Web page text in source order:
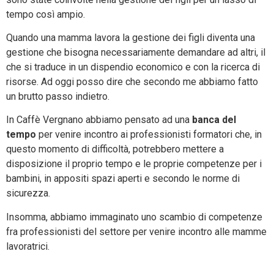
tempo così ampio.
Quando una mamma lavora la gestione dei figli diventa una
gestione che bisogna necessariamente demandare ad altri, il
che si traduce in un dispendio economico e con la ricerca di
risorse. Ad oggi posso dire che secondo me abbiamo fatto
un brutto passo indietro.
In Caffè Vergnano abbiamo pensato ad una banca del
tempo per venire incontro ai professionisti formatori che, in
questo momento di difficoltà, potrebbero mettere a
disposizione il proprio tempo e le proprie competenze per i
bambini, in appositi spazi aperti e secondo le norme di
sicurezza.
Insomma, abbiamo immaginato uno scambio di competenze
fra professionisti del settore per venire incontro alle mamme
lavoratrici.